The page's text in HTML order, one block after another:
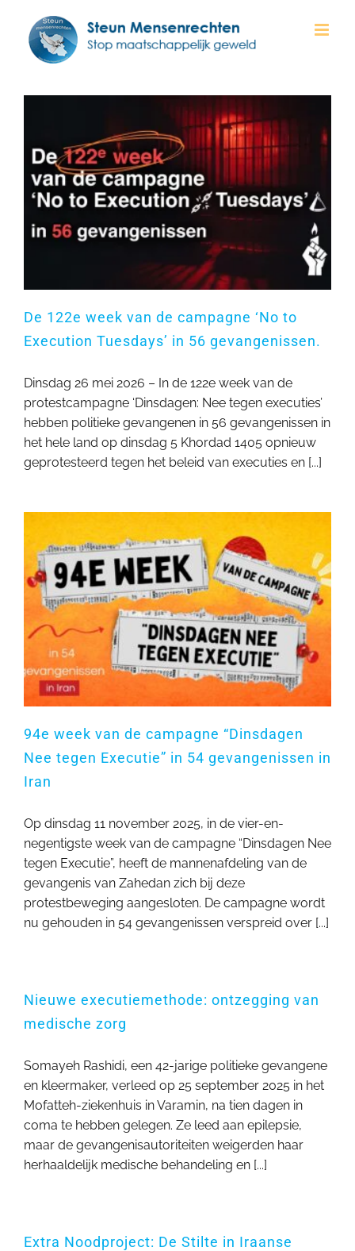
inhoud
De 122e week van de campagne ‘No to
Execution Tuesdays’ in 56 gevangenissen.
Dinsdag 26 mei 2026 – In de 122e week van de
protestcampagne ‘Dinsdagen: Nee tegen executies’
hebben politieke gevangenen in 56 gevangenissen in
het hele land op dinsdag 5 Khordad 1405 opnieuw
geprotesteerd tegen het beleid van executies en [...]
94e week van de campagne “Dinsdagen
Nee tegen Executie” in 54 gevangenissen in
Iran
Op dinsdag 11 november 2025, in de vier-en-
negentigste week van de campagne “Dinsdagen Nee
tegen Executie”, heeft de mannenafdeling van de
gevangenis van Zahedan zich bij deze
protestbeweging aangesloten. De campagne wordt
nu gehouden in 54 gevangenissen verspreid over [...]
Nieuwe executiemethode: ontzegging van
medische zorg
Somayeh Rashidi, een 42-jarige politieke gevangene
en kleermaker, verleed op 25 september 2025 in het
Mofatteh-ziekenhuis in Varamin, na tien dagen in
coma te hebben gelegen. Ze leed aan epilepsie,
maar de gevangenisautoriteiten weigerden haar
herhaaldelijk medische behandeling en [...]
Extra Noodproject: De Stilte in Iraanse